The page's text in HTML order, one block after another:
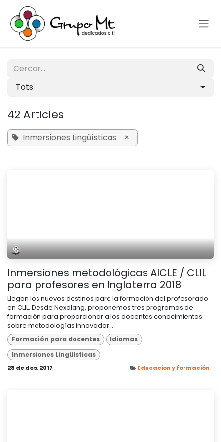
Skip to Content
Tots
42 Articles
Inmersiones Lingüísticas ×
Inmersiones metodológicas AICLE / CLIL
para profesores en Inglaterra 2018
Llegan los nuevos destinos para la formación del profesorado
en CLIL. Desde Nexolang, proponemos tres programas de
formación para proporcionar a los docentes conocimientos
sobre metodologías innovador...
Formación para docentes
Idiomas
Inmersiones Lingüísticas
28 de des. 2017 Educacion y formación